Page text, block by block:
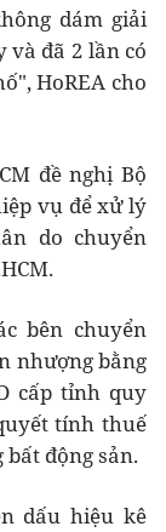
dám giải
và đã 2 lần có
HoREA cho
đề nghị Bộ
vụ để xử lý
do chuyển
bên chuyển
nhượng bằng
cấp tỉnh quy
tính thuế
động sản.
dấu hiệu kê